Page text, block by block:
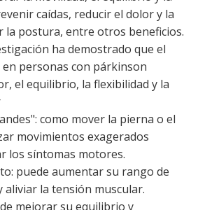
caídas, reducir el dolor y la
la postura, entre otros beneficios.
ha demostrado que el
personas con párkinson
el equilibrio, la flexibilidad y la
como mover la pierna o el
movimientos exagerados
los síntomas motores.
puede aumentar su rango de
aliviar la tensión muscular.
mejorar su equilibrio y